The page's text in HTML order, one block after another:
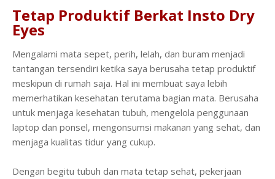
Tetap Produktif Berkat Insto Dry
Eyes
Mengalami mata sepet, perih, lelah, dan buram menjadi
tantangan tersendiri ketika saya berusaha tetap produktif
meskipun di rumah saja. Hal ini membuat saya lebih
memerhatikan kesehatan terutama bagian mata. Berusaha
untuk menjaga kesehatan tubuh, mengelola penggunaan
laptop dan ponsel, mengonsumsi makanan yang sehat, dan
menjaga kualitas tidur yang cukup.
Dengan begitu tubuh dan mata tetap sehat, pekerjaan